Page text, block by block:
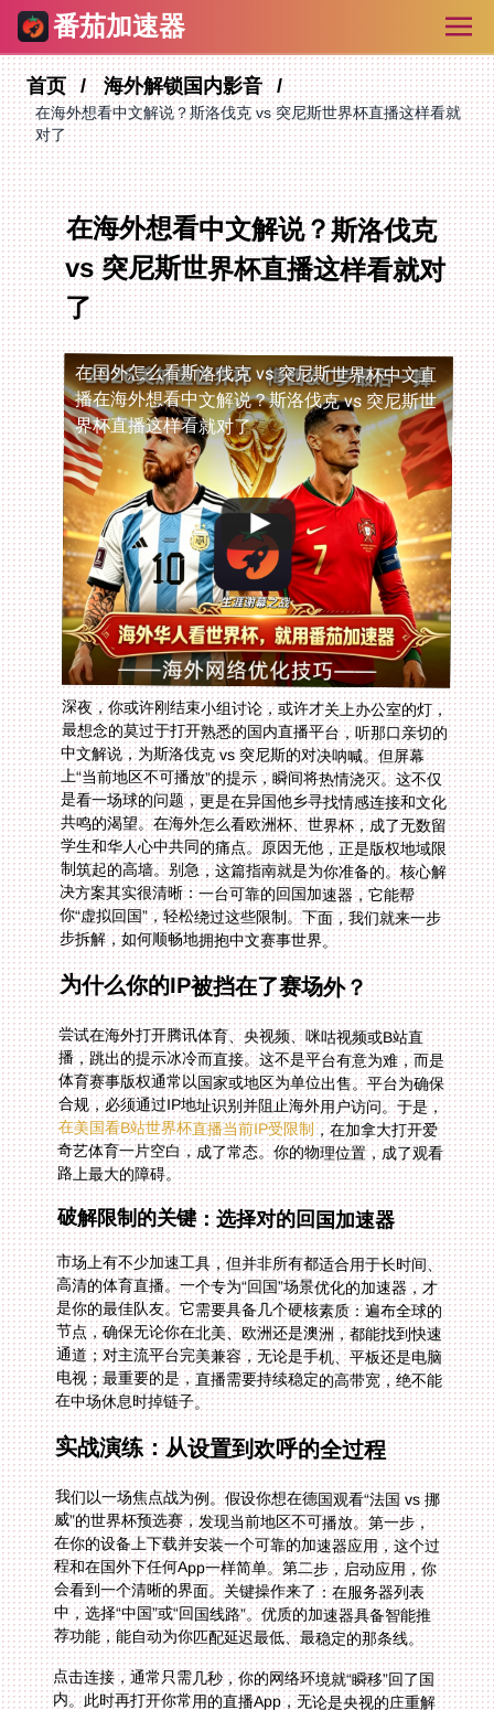
番茄加速器
首页 海外解锁国内影音
在海外想看中文解说？斯洛伐克 vs 突尼斯世界杯直播这样看就
对了
在海外想看中文解说？斯洛伐克
vs 突尼斯世界杯直播这样看就对
了
在国外怎么看斯洛伐克 vs 突尼斯世界杯中文直
播在海外想看中文解说？斯洛伐克 vs 突尼斯世
界杯直播这样看就对了
深夜，你或许刚结束小组讨论，或许才关上办公室的灯，
最想念的莫过于打开熟悉的国内直播平台，听那口亲切的
中文解说，为斯洛伐克 vs 突尼斯的对决呐喊。但屏幕
上“当前地区不可播放”的提示，瞬间将热情浇灭。这不仅
是看一场球的问题，更是在异国他乡寻找情感连接和文化
共鸣的渴望。在海外怎么看欧洲杯、世界杯，成了无数留
学生和华人心中共同的痛点。原因无他，正是版权地域限
制筑起的高墙。别急，这篇指南就是为你准备的。核心解
决方案其实很清晰：一台可靠的回国加速器，它能帮
你“虚拟回国”，轻松绕过这些限制。下面，我们就来一步
步拆解，如何顺畅地拥抱中文赛事世界。
为什么你的IP被挡在了赛场外？
尝试在海外打开腾讯体育、央视频、咪咕视频或B站直
播，跳出的提示冰冷而直接。这不是平台有意为难，而是
体育赛事版权通常以国家或地区为单位出售。平台为确保
合规，必须通过IP地址识别并阻止海外用户访问。于是，
在美国看B站世界杯直播当前IP受限制，在加拿大打开爱
奇艺体育一片空白，成了常态。你的物理位置，成了观看
路上最大的障碍。
破解限制的关键：选择对的回国加速器
市场上有不少加速工具，但并非所有都适合用于长时间、
高清的体育直播。一个专为“回国”场景优化的加速器，才
是你的最佳队友。它需要具备几个硬核素质：遍布全球的
节点，确保无论你在北美、欧洲还是澳洲，都能找到快速
通道；对主流平台完美兼容，无论是手机、平板还是电脑
电视；最重要的是，直播需要持续稳定的高带宽，绝不能
在中场休息时掉链子。
实战演练：从设置到欢呼的全过程
我们以一场焦点战为例。假设你想在德国观看“法国 vs 挪
威”的世界杯预选赛，发现当前地区不可播放。第一步，
在你的设备上下载并安装一个可靠的加速器应用，这个过
程和在国外下任何App一样简单。第二步，启动应用，你
会看到一个清晰的界面。关键操作来了：在服务器列表
中，选择“中国”或“回国线路”。优质的加速器具备智能推
荐功能，能自动为你匹配延迟最低、最稳定的那条线。
点击连接，通常只需几秒，你的网络环境就“瞬移”回了国
内。此时再打开你常用的直播App，无论是央视的庄重解
说，还是某平台主播的激情点评，熟悉的画面和声音都将
扑面而来。你会发现，之前灰色的“播放”按钮变得可点
击，直播流清晰流畅，仿佛从未离开过国内。这个过程，